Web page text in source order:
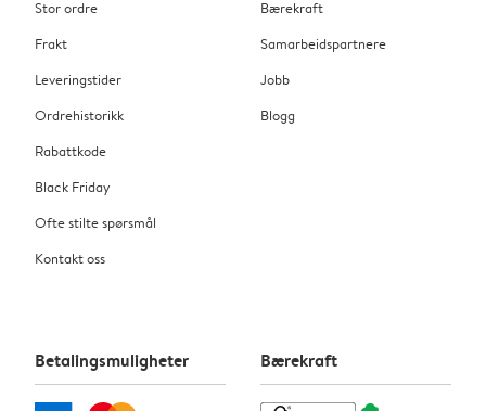
Stor ordre
Frakt
Leveringstider
Ordrehistorikk
Rabattkode
Black Friday
Ofte stilte spørsmål
Kontakt oss
Bærekraft
Samarbeidspartnere
Jobb
Blogg
Betalingsmuligheter Bærekraft